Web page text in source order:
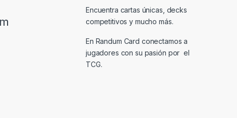
Encuentra cartas únicas, decks
competitivos y mucho más.
En Randum Card conectamos a
jugadores con su pasión por el
TCG.